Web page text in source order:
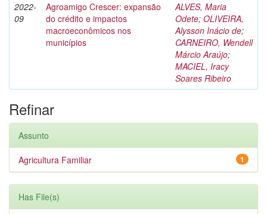
2022-
09
Agroamigo Crescer: expansão
do crédito e impactos
macroeconômicos nos
municípios
ALVES, Maria
Odete; OLIVEIRA,
Alysson Inácio de;
CARNEIRO, Wendell
Márcio Araújo;
MACIEL, Iracy
Soares Ribeiro
Refinar
Assunto
1
Agricultura Familiar
Has File(s)